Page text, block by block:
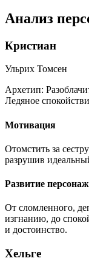
Анализ
Кристиан
Ульрих Томсен
Архетип:
Ледяное
Мотивация
Отомстить за
разрушив
Развитие
От сломленного,
изгнанию, до
и достоинство.
Хельге